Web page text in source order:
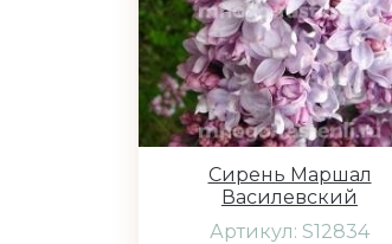
Сирень Маршал
Василевский
Артикул: S12834